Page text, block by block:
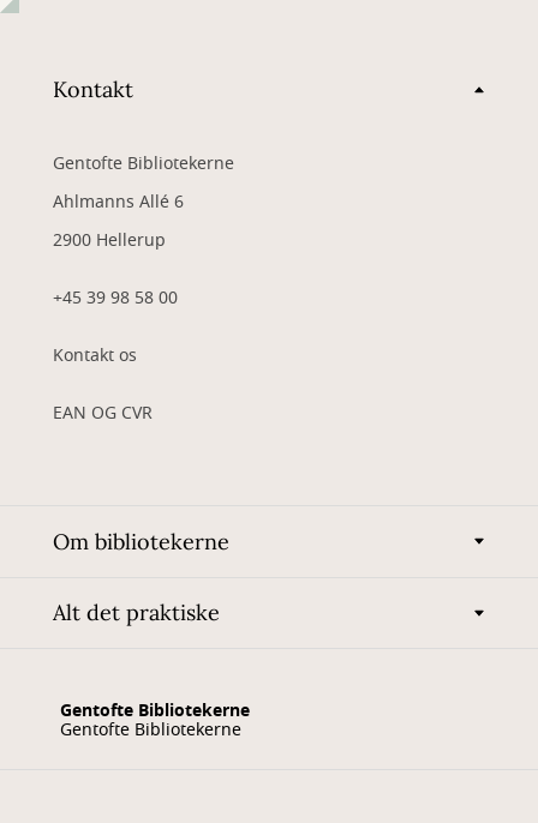
Kontakt
Gentofte Bibliotekerne
Ahlmanns Allé 6
2900 Hellerup
+45 39 98 58 00
Kontakt os
EAN OG CVR
Om bibliotekerne
Alt det praktiske
Gentofte Bibliotekerne
Gentofte Bibliotekerne